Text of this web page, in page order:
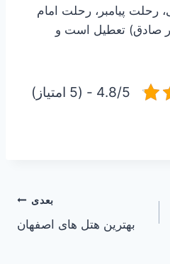
رحلت پیامبر، رحلت امام
صادق) تعطیل است و
4.8/5 - (5 امتیاز)
بعدی
بهترین هتل های اصفهان